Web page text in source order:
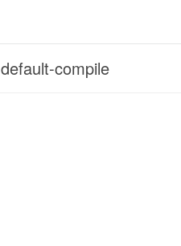
default-compile